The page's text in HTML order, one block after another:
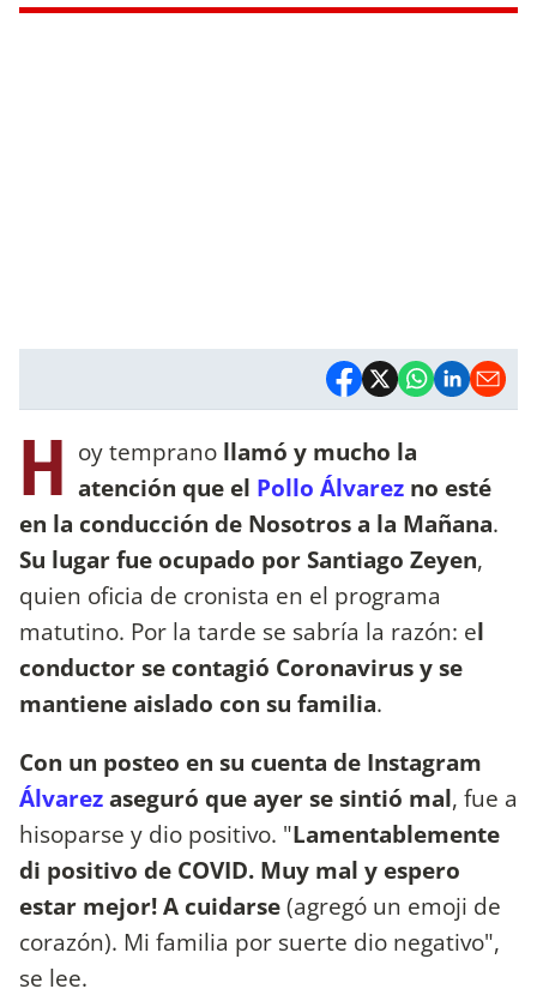
H oy temprano llamó y mucho la
atención que el Pollo Álvarez no esté
en la conducción de Nosotros a la Mañana.
Su lugar fue ocupado por Santiago Zeyen,
quien oficia de cronista en el programa
matutino. Por la tarde se sabría la razón: el
conductor se contagió Coronavirus y se
mantiene aislado con su familia.
Con un posteo en su cuenta de Instagram
Álvarezaseguró que ayer se sintió mal, fue a
hisoparse y dio positivo. "Lamentablemente
di positivo de COVID. Muy mal y espero
estar mejor! A cuidarse(agregó un emoji de
corazón). Mi familia por suerte dio negativo",
se lee.